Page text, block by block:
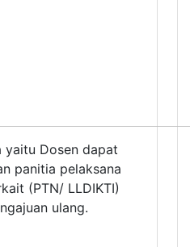
yaitu Dosen dapat
panitia pelaksana
(PTN/ LLDIKTI)
ulang.